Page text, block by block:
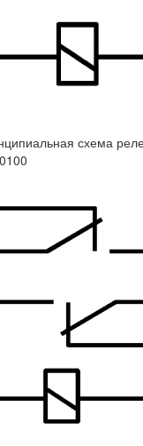
схема